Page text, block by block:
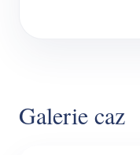
Galerie caz